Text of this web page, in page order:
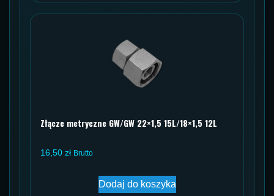
Złącze metryczne GW/GW 22×1,5 15L/18×1,5 12L
16,50 zł Brutto
Dodaj do koszyka